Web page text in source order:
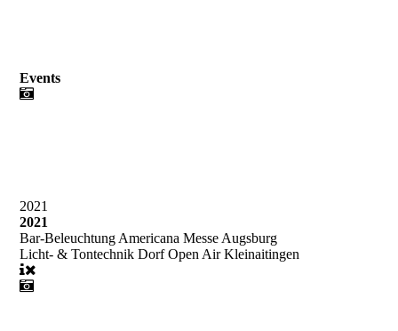
Events
2021
2021
Bar-Beleuchtung Americana Messe Augsburg
Licht- & Tontechnik Dorf Open Air Kleinaitingen